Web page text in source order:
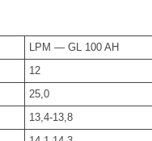
LPM ― GL 100 AH
12
25,0
13,4-13,8